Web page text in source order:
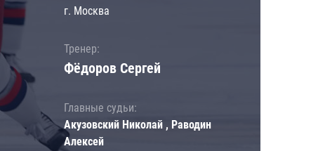
г. Москва
Тренер:
Фёдоров Сергей
Главные судьи:
Акузовский Николай , Раводин
Алексей